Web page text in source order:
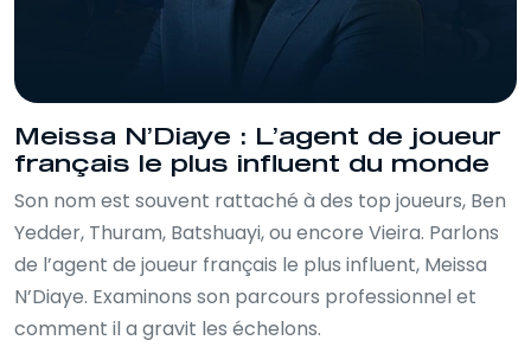
Meissa N’Diaye : L’agent de joueur
français le plus influent du monde
Son nom est souvent rattaché à des top joueurs, Ben
Yedder, Thuram, Batshuayi, ou encore Vieira. Parlons
de l’agent de joueur français le plus influent, Meissa
N’Diaye. Examinons son parcours professionnel et
comment il a gravit les échelons.